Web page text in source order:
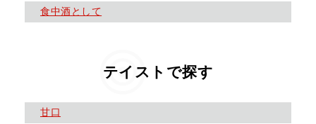
食中酒として
テイストで探す
甘口